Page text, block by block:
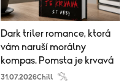
Dark triler romance, ktorá
vám naruší morálny
kompas. Pomsta je krvavá
31.07.2026Chill